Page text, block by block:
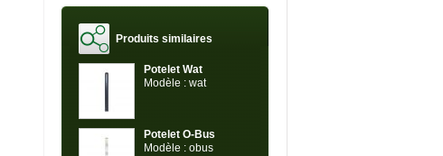
Produits similaires
Potelet Wat
Modèle : wat
Potelet O-Bus
Modèle : obus